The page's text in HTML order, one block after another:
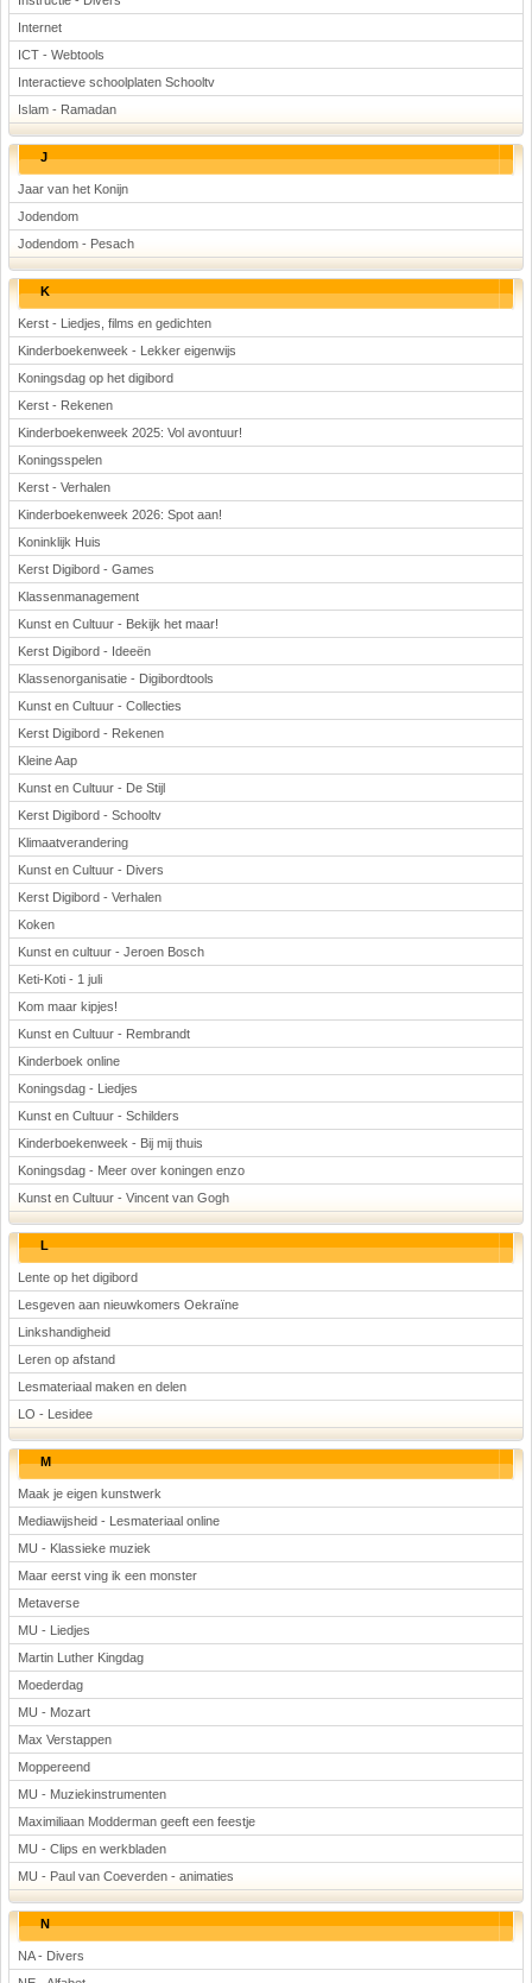
Internet
ICT - Webtools
Interactieve schoolplaten Schooltv
Islam - Ramadan
J
Jaar van het Konijn
Jodendom
Jodendom - Pesach
K
Kerst - Liedjes, films en gedichten
Kinderboekenweek - Lekker eigenwijs
Koningsdag op het digibord
Kerst - Rekenen
Kinderboekenweek 2025: Vol avontuur!
Koningsspelen
Kerst - Verhalen
Kinderboekenweek 2026: Spot aan!
Koninklijk Huis
Kerst Digibord - Games
Klassenmanagement
Kunst en Cultuur - Bekijk het maar!
Kerst Digibord - Ideeën
Klassenorganisatie - Digibordtools
Kunst en Cultuur - Collecties
Kerst Digibord - Rekenen
Kleine Aap
Kunst en Cultuur - De Stijl
Kerst Digibord - Schooltv
Klimaatverandering
Kunst en Cultuur - Divers
Kerst Digibord - Verhalen
Koken
Kunst en cultuur - Jeroen Bosch
Keti-Koti - 1 juli
Kom maar kipjes!
Kunst en Cultuur - Rembrandt
Kinderboek online
Koningsdag - Liedjes
Kunst en Cultuur - Schilders
Kinderboekenweek - Bij mij thuis
Koningsdag - Meer over koningen enzo
Kunst en Cultuur - Vincent van Gogh
L
Lente op het digibord
Lesgeven aan nieuwkomers Oekraïne
Linkshandigheid
Leren op afstand
Lesmateriaal maken en delen
LO - Lesidee
M
Maak je eigen kunstwerk
Mediawijsheid - Lesmateriaal online
MU - Klassieke muziek
Maar eerst ving ik een monster
Metaverse
MU - Liedjes
Martin Luther Kingdag
Moederdag
MU - Mozart
Max Verstappen
Moppereend
MU - Muziekinstrumenten
Maximiliaan Modderman geeft een feestje
MU - Clips en werkbladen
MU - Paul van Coeverden - animaties
N
NA - Divers